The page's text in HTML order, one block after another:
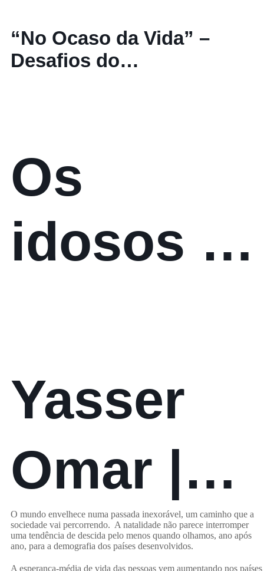
“No Ocaso da Vida” –
Desafios do
Os
idosos e
digital
Yasser
Omar |
IST-
O mundo envelhece numa passada inexorável, um caminho que a
sociedade vai percorrendo. A natalidade não parece interromper
uma tendência de descida pelo menos quando olhamos, ano após
ano, para a demografia dos países desenvolvidos.
A esperança-média de vida das pessoas vem aumentando nos países